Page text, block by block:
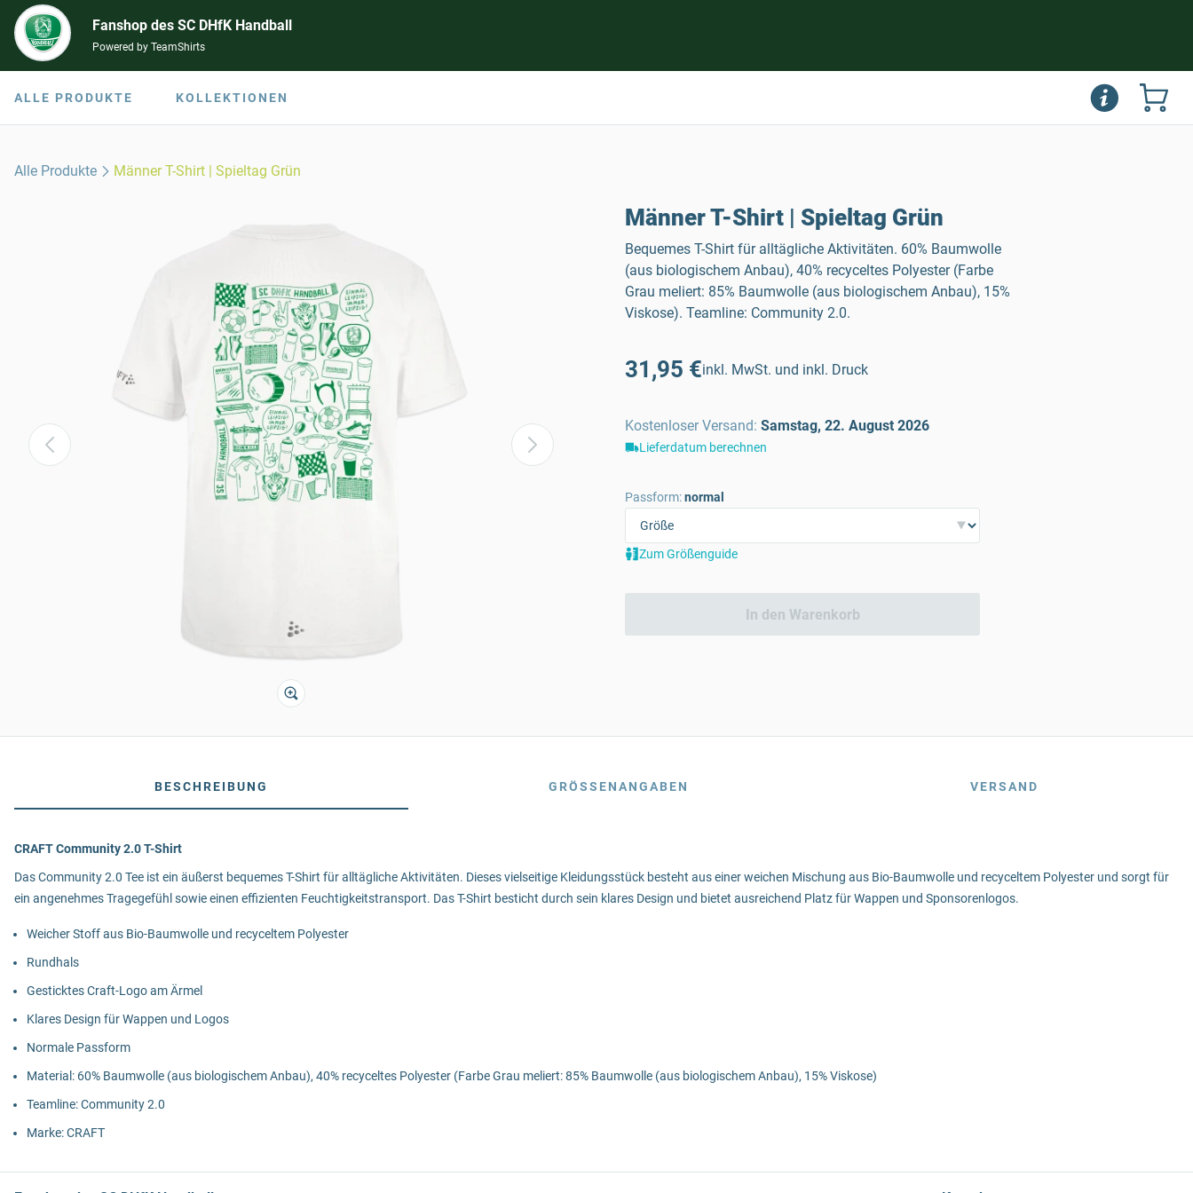
Fanshop des SC DHfK Handball
Powered by TeamShirts
ALLE PRODUKTE KOLLEKTIONEN
Alle Produkte Männer T-Shirt | Spieltag Grün
Männer T-Shirt | Spieltag Grün
Bequemes T-Shirt für alltägliche Aktivitäten. 60% Baumwolle
(aus biologischem Anbau), 40% recyceltes Polyester (Farbe
Grau meliert: 85% Baumwolle (aus biologischem Anbau), 15%
Viskose). Teamline: Community 2.0.
31,95 €inkl. MwSt. und inkl. Druck
Kostenloser Versand: Samstag, 22. August 2026
Lieferdatum berechnen
Passform:normal
Zum Größenguide
In den Warenkorb
BESCHREIBUNG GRÖSSENANGABEN VERSAND
CRAFT Community 2.0 T-Shirt
Das Community 2.0 Tee ist ein äußerst bequemes T-Shirt für alltägliche Aktivitäten. Dieses vielseitige Kleidungsstück besteht aus einer weichen Mischung aus Bio-Baumwolle und recyceltem Polyester und sorgt für
ein angenehmes Tragegefühl sowie einen effizienten Feuchtigkeitstransport. Das T-Shirt besticht durch sein klares Design und bietet ausreichend Platz für Wappen und Sponsorenlogos.
Weicher Stoff aus Bio-Baumwolle und recyceltem Polyester
Rundhals
Gesticktes Craft-Logo am Ärmel
Klares Design für Wappen und Logos
Normale Passform
Material: 60% Baumwolle (aus biologischem Anbau), 40% recyceltes Polyester (Farbe Grau meliert: 85% Baumwolle (aus biologischem Anbau), 15% Viskose)
Teamline: Community 2.0
Marke: CRAFT